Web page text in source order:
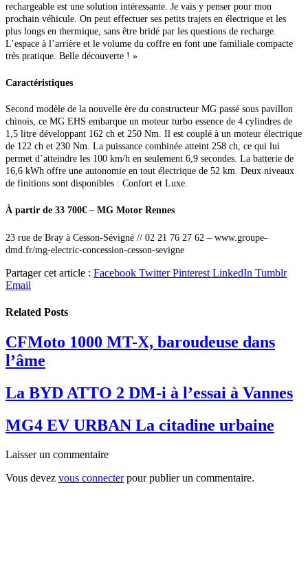
rechargeable est une solution intéressante. Je vais y penser pour mon
prochain véhicule. On peut effectuer ses petits trajets en électrique et les
plus longs en thermique, sans être bridé par les questions de recharge.
L’espace à l’arrière et le volume du coffre en font une familiale compacte
très pratique. Belle découverte ! »
Caractéristiques
Second modèle de la nouvelle ère du constructeur MG passé sous pavillon
chinois, ce MG EHS embarque un moteur turbo essence de 4 cylindres de
1,5 litre développant 162 ch et 250 Nm. Il est couplé à un moteur électrique
de 122 ch et 230 Nm. La puissance combinée atteint 258 ch, ce qui lui
permet d’atteindre les 100 km/h en seulement 6,9 secondes. La batterie de
16,6 kWh offre une autonomie en tout électrique de 52 km. Deux niveaux
de finitions sont disponibles : Confort et Luxe.
À partir de 33 700€ – MG Motor Rennes
23 rue de Bray à Cesson-Sévigné // 02 21 76 27 62 – www.groupe-
dmd.fr/mg-electric-concession-cesson-sevigne
Partager cet article : Facebook Twitter Pinterest LinkedIn Tumblr
Email
Related Posts
CFMoto 1000 MT-X, baroudeuse dans
l’âme
La BYD ATTO 2 DM-i à l’essai à Vannes
MG4 EV URBAN La citadine urbaine
Laisser un commentaire
Vous devez vous connecterpour publier un commentaire.